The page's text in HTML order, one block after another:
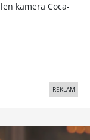
kamera Coca-
REKLAM